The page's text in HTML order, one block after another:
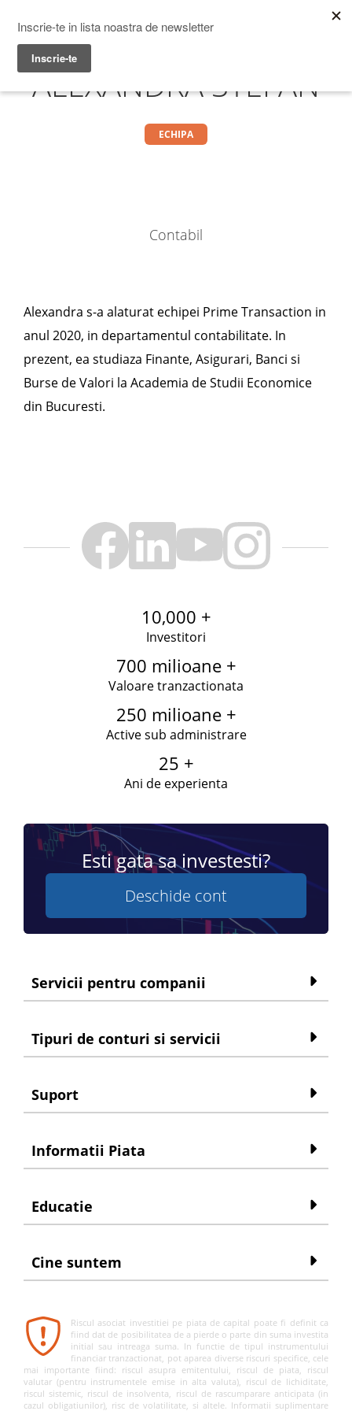
Menu
Prime Transaction
ALEXANDRA STEFAN
ECHIPA
Contabil
Alexandra s-a alaturat echipei Prime Transaction in
anul 2020, in departamentul contabilitate. In
prezent, ea studiaza Finante, Asigurari, Banci si
Burse de Valori la Academia de Studii Economice
din Bucuresti.
10,000 +
Investitori
700 milioane +
Valoare tranzactionata
250 milioane +
Active sub administrare
25 +
Ani de experienta
Esti gata sa investesti?
Deschide cont
Servicii pentru companii
Tipuri de conturi si servicii
Suport
Informatii Piata
Educatie
Cine suntem
Riscul asociat investitiei pe piata de capital poate fi definit ca
fiind dat de posibilitatea de a pierde o parte din suma investita
initial sau intreaga suma. In functie de tipul instrumentului
financiar tranzactionat, pot aparea diverse riscuri specifice, cele
mai importante fiind: riscul asupra emitentului, riscul de piata, riscul
valutar (pentru instrumentele emise in alta valuta), riscul de lichiditate,
riscul sistemic, riscul de insolventa, riscul de rascumparare anticipata (in
cazul obligatiunilor), risc de volatilitate, si altele. Informatii suplimentare